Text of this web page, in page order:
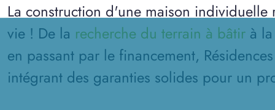
La construction d'une maison
vie ! De la recherche du terrain à bâtir à
en passant par le financement,
intégrant des garanties solides pour un